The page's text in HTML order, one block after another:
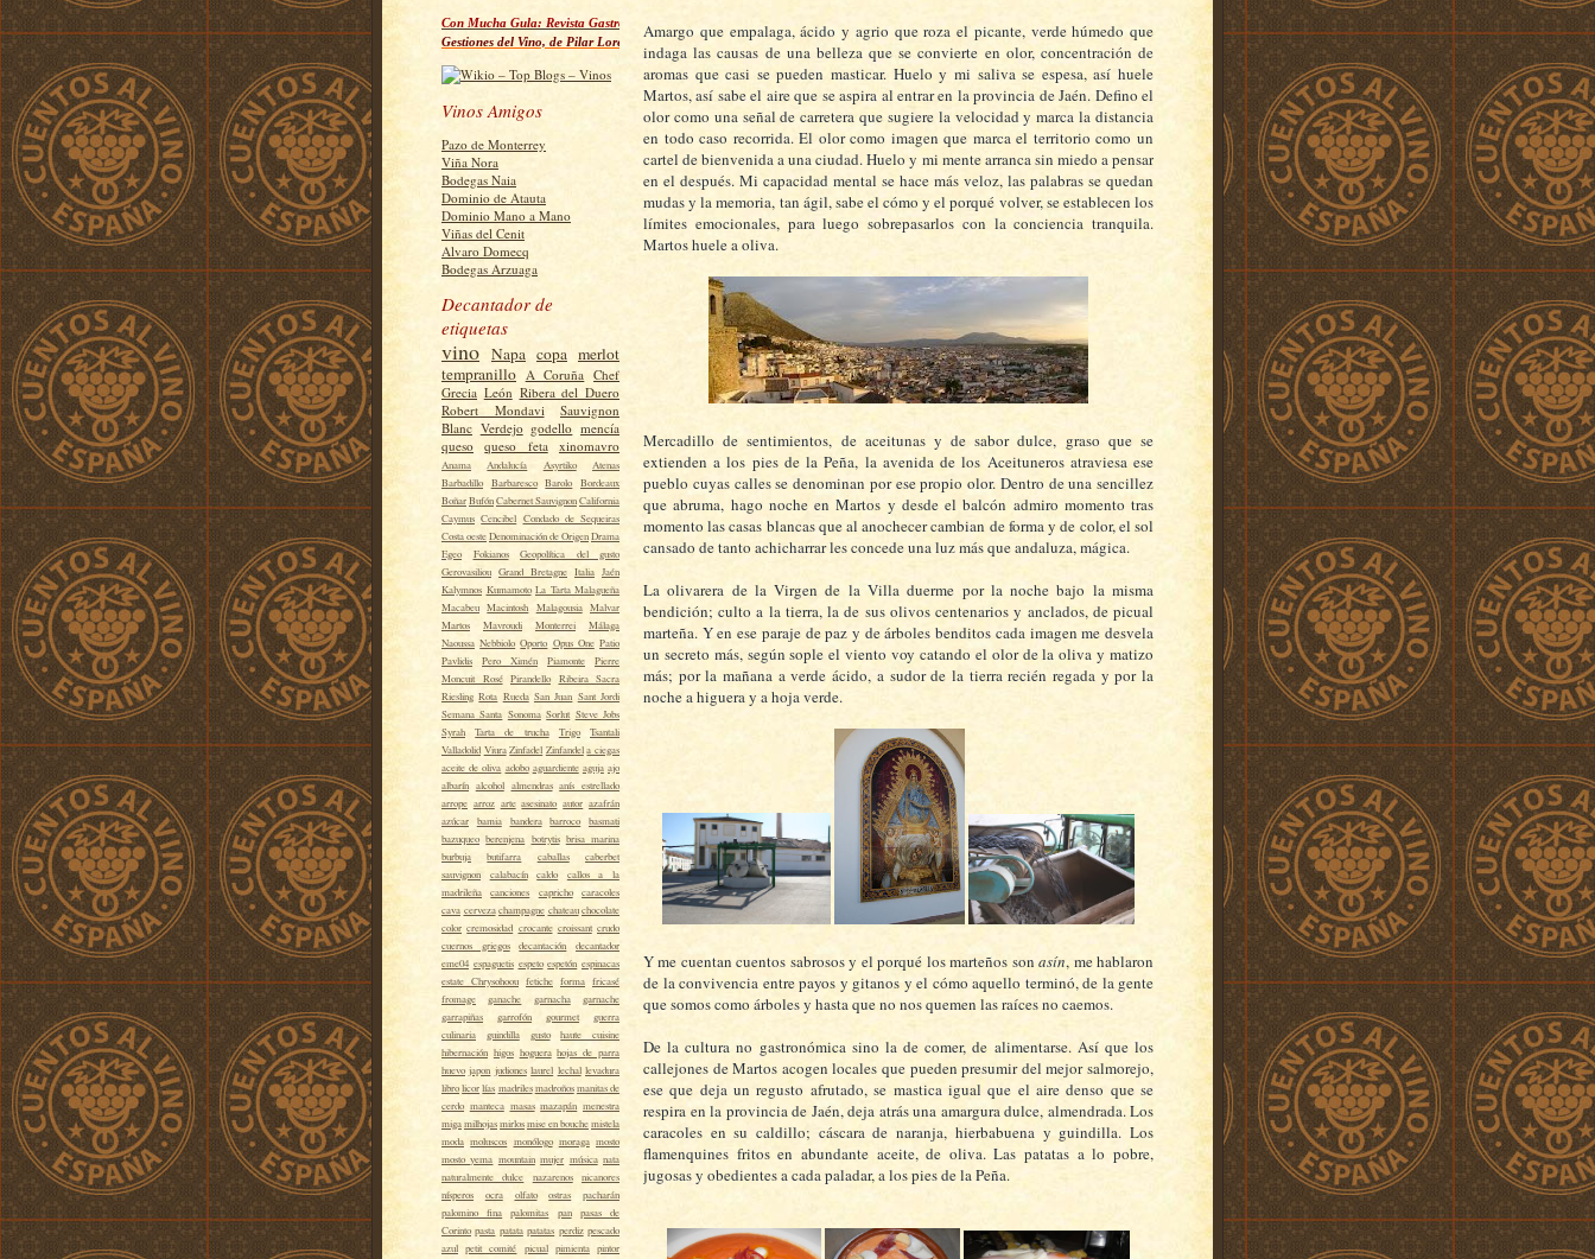
Con Mucha Gula: Revista Gastronómica Digital
Gestiones del Vino, de Pilar Lorenzo Richart
Vinos Amigos
Pazo de Monterrey
Viña Nora
Bodegas Naia
Dominio de Atauta
Dominio Mano a Mano
Viñas del Cenit
Alvaro Domecq
Bodegas Arzuaga
Decantador de
etiquetas
vino Napa copa merlot
tempranillo A Coruña Chef
Grecia León Ribera del Duero
Robert Mondavi
Sauvignon
Blanc Verdejo godello mencía
queso
queso feta xinomavro
Anama Andalucía Asyrtiko
Atenas
Barbadillo Barbaresco Barolo Bordeaux
BoñarBufónCabernet SauvignonCalifornia
Caymus Cencibel Condado de Sequeiras
Costa oesteDenominación de OrigenDrama
Egeo
Fokianos
Geopolítica del gusto
Gerovasiliou Grand Bretagne Italia Jaén
Kalymnos Kumamoto La Tarta Malagueña
Macabeu Macintosh Malagousia Malvar
Martos
Mavroudi Monterrei
Málaga
Naoussa Nebbiolo Oporto Opus One Patio
Pavlidis
Pero Ximén Piamonte
Pierre
Moncuit Rosé Pirandello Ribeira Sacra
Riesling Rota Rueda San Juan Sant Jordi
Semana Santa Sonoma Sorlut Steve Jobs
Syrah
Tarta de trucha Trigo
Tsantali
Valladolid Viura Zinfadel Zinfandel a ciegas
aceite de oliva adobo aguardiente aguja ajo
albarín alcohol almendras anís estrellado
arrope arroz arte asesinato autor azafrán
azúcar bamia bandera barroco basmati
bazuqueo berenjena botrytis brisa marina
burbuja
butifarra caballas
caberbet
sauvignon
calabacín caldo
callos a la
madrileña
canciones capricho
caracoles
cava cerveza champagne chateau chocolate
color cremosidad crocante croissant crudo
cuernos griegos
decantación
decantador
eme04 espaguetis espeto espetón espinacas
estate Chrysohoou fetiche forma fricasé
fromage
ganache garnacha
garnache
garrapiñas
garrofón gourmet
guerra
culinaria
guindilla gusto
haute cuisine
hibernación higos hoguera hojas de parra
huevo japon judiones laurel lechal levadura
librolicorlías madriles madroñosmanitas de
cerdo manteca masas mazapán menestra
migamilhojasmirlosmise en bouchemistela
moda moluscos monólogo moraga mosto
mosto yema mountain mujer música nata
naturalmente dulce
nazarenos
nicanores
nísperos
ocra olfato ostras
pacharán
palomino fina
palomitas pan
pasas de
Corinto pasta patata patatas perdiz pescado
azul petit comité picual pimienta pintor
Amargo que empalaga, ácido y agrio que roza el picante, verde húmedo que
indaga las causas de una belleza que se convierte en olor, concentración de
aromas que casi se pueden masticar. Huelo y mi saliva se espesa, así huele
Martos, así sabe el aire que se aspira al entrar en la provincia de Jaén. Defino el
olor como una señal de carretera que sugiere la velocidad y marca la distancia
en todo caso recorrida. El olor como imagen que marca el territorio como un
cartel de bienvenida a una ciudad. Huelo y mi mente arranca sin miedo a pensar
en el después. Mi capacidad mental se hace más veloz, las palabras se quedan
mudas y la memoria, tan ágil, sabe el cómo y el porqué volver, se establecen los
límites emocionales, para luego sobrepasarlos con la conciencia tranquila.
Martos huele a oliva.
Mercadillo de sentimientos, de aceitunas y de sabor dulce, graso que se
extienden a los pies de la Peña, la avenida de los Aceituneros atraviesa ese
pueblo cuyas calles se denominan por ese propio olor. Dentro de una sencillez
que abruma, hago noche en Martos y desde el balcón admiro momento tras
momento las casas blancas que al anochecer cambian de forma y de color, el sol
cansado de tanto achicharrar les concede una luz más que andaluza, mágica.
La olivarera de la Virgen de la Villa duerme por la noche bajo la misma
bendición; culto a la tierra, la de sus olivos centenarios y anclados, de picual
marteña. Y en ese paraje de paz y de árboles benditos cada imagen me desvela
un secreto más, según sople el viento voy catando el olor de la oliva y matizo
más; por la mañana a verde ácido, a sudor de la tierra recién regada y por la
noche a higuera y a hoja verde.
Y me cuentan cuentos sabrosos y el porqué los marteños sonasín, me hablaron
de la convivencia entre payos y gitanos y el cómo aquello terminó, de la gente
que somos como árboles y hasta que no nos quemen las raíces no caemos.
De la cultura no gastronómica sino la de comer, de alimentarse. Así que los
callejones de Martos acogen locales que pueden presumir del mejor salmorejo,
ese que deja un regusto afrutado, se mastica igual que el aire denso que se
respira en la provincia de Jaén, deja atrás una amargura dulce, almendrada. Los
caracoles en su caldillo; cáscara de naranja, hierbabuena y guindilla. Los
flamenquines fritos en abundante aceite, de oliva. Las patatas a lo pobre,
jugosas y obedientes a cada paladar, a los pies de la Peña.